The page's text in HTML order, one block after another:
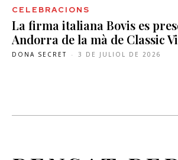
CELEBRACIONS
La firma italiana Bovis es
Andorra de la mà de Classic
DONA SECRET - 3 DE JULIOL DE 2026